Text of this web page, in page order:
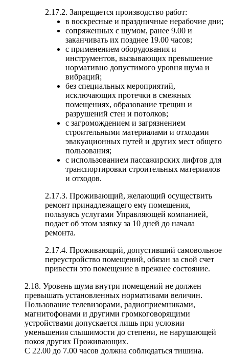
2.17.2. Запрещается производство работ:
в воскресные и праздничные нерабочие дни;
сопряженных с шумом, ранее 9.00 и
заканчивать их позднее 19.00 часов;
с применением оборудования и
инструментов, вызывающих превышение
нормативно допустимого уровня шума и
вибраций;
без специальных мероприятий,
исключающих протечки в смежных
помещениях, образование трещин и
разрушений стен и потолков;
с загромождением и загрязнением
строительными материалами и отходами
эвакуационных путей и других мест общего
пользования;
с использованием пассажирских лифтов для
транспортировки строительных материалов
и отходов.
2.17.3. Проживающий, желающий осуществить
ремонт принадлежащего ему помещения,
пользуясь услугами Управляющей компанией,
подает об этом заявку за 10 дней до начала
ремонта.
2.17.4. Проживающий, допустивший самовольное
переустройство помещений, обязан за свой счет
привести это помещение в прежнее состояние.
2.18. Уровень шума внутри помещений не должен
превышать установленных нормативами величин.
Пользование телевизорами, радиоприемниками,
магнитофонами и другими громкоговорящими
устройствами допускается лишь при условии
уменьшения слышимости до степени, не нарушающей
покоя других Проживающих.
С 22.00 до 7.00 часов должна соблюдаться тишина.